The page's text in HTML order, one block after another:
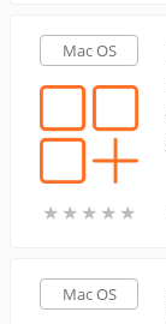
Mac OS
★ ★ ★ ★ ★
★ ★ ★ ★ ★
Mac OS